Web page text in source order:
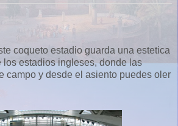
coqueto estadio guarda una estetica
los estadios ingleses, donde las
campo y desde el asiento puedes oler